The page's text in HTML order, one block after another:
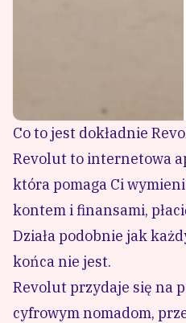
Co to jest dokładnie
Revolut to internetowa
która pomaga Ci
kontem i finansami,
Działa podobnie jak
końca nie jest.
Revolut przydaje się na
cyfrowym nomadom,